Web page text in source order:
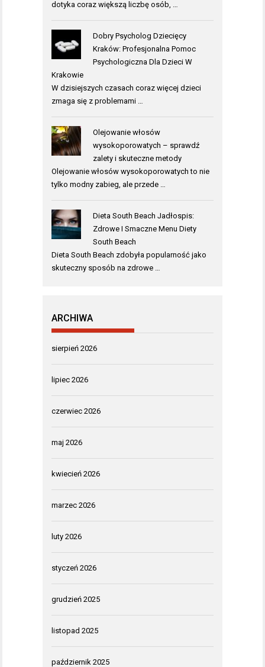
dotyka coraz większą liczbę osób, …
Dobry Psycholog Dziecięcy
Kraków: Profesjonalna Pomoc
Psychologiczna Dla Dzieci W
Krakowie
W dzisiejszych czasach coraz więcej dzieci
zmaga się z problemami …
Olejowanie włosów
wysokoporowatych – sprawdź
zalety i skuteczne metody
Olejowanie włosów wysokoporowatych to nie
tylko modny zabieg, ale przede …
Dieta South Beach Jadłospis:
Zdrowe I Smaczne Menu Diety
South Beach
Dieta South Beach zdobyła popularność jako
skuteczny sposób na zdrowe …
ARCHIWA
sierpień 2026
lipiec 2026
czerwiec 2026
maj 2026
kwiecień 2026
marzec 2026
luty 2026
styczeń 2026
grudzień 2025
listopad 2025
październik 2025